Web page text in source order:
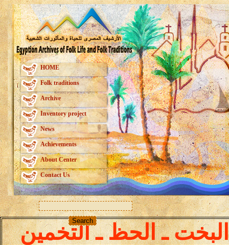
HOME
Folk traditions
Archive
Inventory project
News
Achievements
About Center
Contact Us
ـ الحظ ـ التخمين